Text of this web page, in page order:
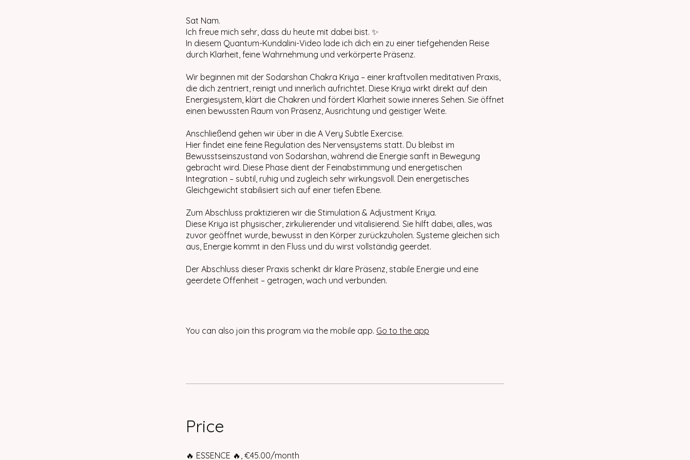
Sat Nam.
Ich freue mich sehr, dass du heute mit dabei bist. ✨
In diesem Quantum-Kundalini-Video lade ich dich ein zu einer tiefgehenden Reise
durch Klarheit, feine Wahrnehmung und verkörperte Präsenz.
Wir beginnen mit der Sodarshan Chakra Kriya – einer kraftvollen meditativen Praxis,
die dich zentriert, reinigt und innerlich aufrichtet. Diese Kriya wirkt direkt auf dein
Energiesystem, klärt die Chakren und fördert Klarheit sowie inneres Sehen. Sie öffnet
einen bewussten Raum von Präsenz, Ausrichtung und geistiger Weite.
Anschließend gehen wir über in die A Very Subtle Exercise.
Hier findet eine feine Regulation des Nervensystems statt. Du bleibst im
Bewusstseinszustand von Sodarshan, während die Energie sanft in Bewegung
gebracht wird. Diese Phase dient der Feinabstimmung und energetischen
Integration – subtil, ruhig und zugleich sehr wirkungsvoll. Dein energetisches
Gleichgewicht stabilisiert sich auf einer tiefen Ebene.
Zum Abschluss praktizieren wir die Stimulation & Adjustment Kriya.
Diese Kriya ist physischer, zirkulierender und vitalisierend. Sie hilft dabei, alles, was
zuvor geöffnet wurde, bewusst in den Körper zurückzuholen. Systeme gleichen sich
aus, Energie kommt in den Fluss und du wirst vollständig geerdet.
Der Abschluss dieser Praxis schenkt dir klare Präsenz, stabile Energie und eine
geerdete Offenheit – getragen, wach und verbunden.
You can also join this program via the mobile app. Go to the app
Price
🔥 ESSENCE 🔥, €45.00/month